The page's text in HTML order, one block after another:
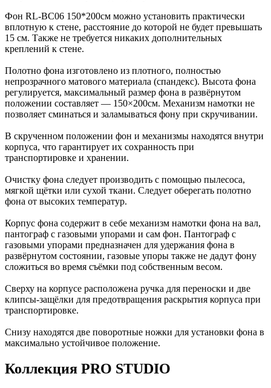
Фон RL-BC06 150*200см можно установить практически
вплотную к стене, расстояние до которой не будет превышать
15 см. Также не требуется никаких дополнительных
креплений к стене.
Полотно фона изготовлено из плотного, полностью
непрозрачного матового материала (спандекс). Высота фона
регулируется, максимальный размер фона в развёрнутом
положении составляет — 150×200см. Механизм намотки не
позволяет сминаться и заламываться фону при скручивании.
В скрученном положении фон и механизмы находятся внутри
корпуса, что гарантирует их сохранность при
транспортировке и хранении.
Очистку фона следует производить с помощью пылесоса,
мягкой щётки или сухой ткани. Следует оберегать полотно
фона от высоких температур.
Корпус фона содержит в себе механизм намотки фона на вал,
пантограф с газовыми упорами и сам фон. Пантограф с
газовыми упорами предназначен для удержания фона в
развёрнутом состоянии, газовые упоры также не дадут фону
сложиться во время съёмки под собственным весом.
Сверху на корпусе расположена ручка для переноски и две
клипсы-защёлки для предотвращения раскрытия корпуса при
транспортировке.
Снизу находятся две поворотные ножки для установки фона в
максимально устойчивое положение.
Коллекция PRO STUDIO